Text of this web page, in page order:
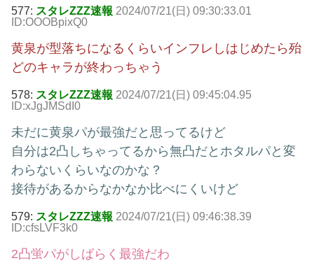
577: スタレZZZ速報 2024/07/21(日) 09:30:33.01
ID:OOOBpixQ0
黄泉が型落ちになるくらいインフレしはじめたら殆
どのキャラが終わっちゃう
578: スタレZZZ速報 2024/07/21(日) 09:45:04.95
ID:xJgJMSdI0
未だに黄泉パが最強だと思ってるけど
自分は2凸しちゃってるから無凸だとホタルパと変
わらないくらいなのかな？
接待があるからなかなか比べにくいけど
579: スタレZZZ速報 2024/07/21(日) 09:46:38.39
ID:cfsLVF3k0
2凸蛍パがしばらく最強だわ